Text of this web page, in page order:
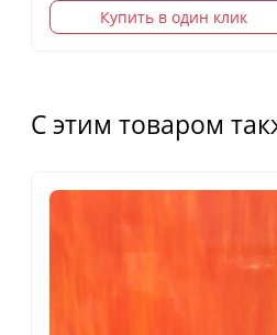
Купить в один клик
С этим товаром